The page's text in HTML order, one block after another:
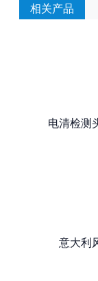
相关产品
电清检测
意大利